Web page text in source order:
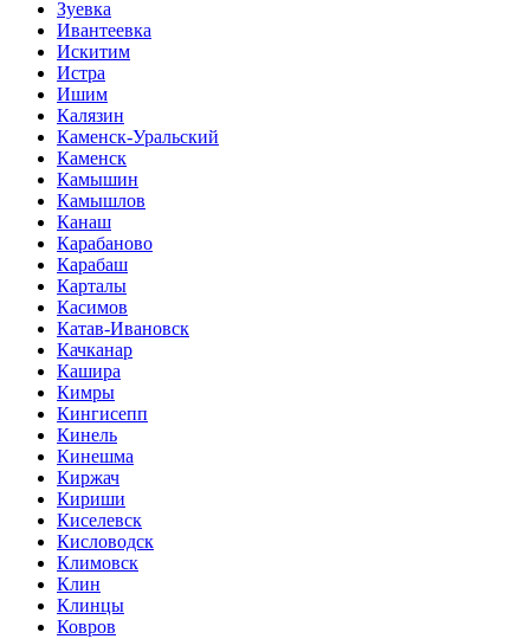
Зуевка
Ивантеевка
Искитим
Истра
Ишим
Калязин
Каменск-Уральский
Каменск
Камышин
Камышлов
Канаш
Карабаново
Карабаш
Карталы
Касимов
Катав-Ивановск
Качканар
Кашира
Кимры
Кингисепп
Кинель
Кинешма
Киржач
Кириши
Киселевск
Кисловодск
Климовск
Клин
Клинцы
Ковров